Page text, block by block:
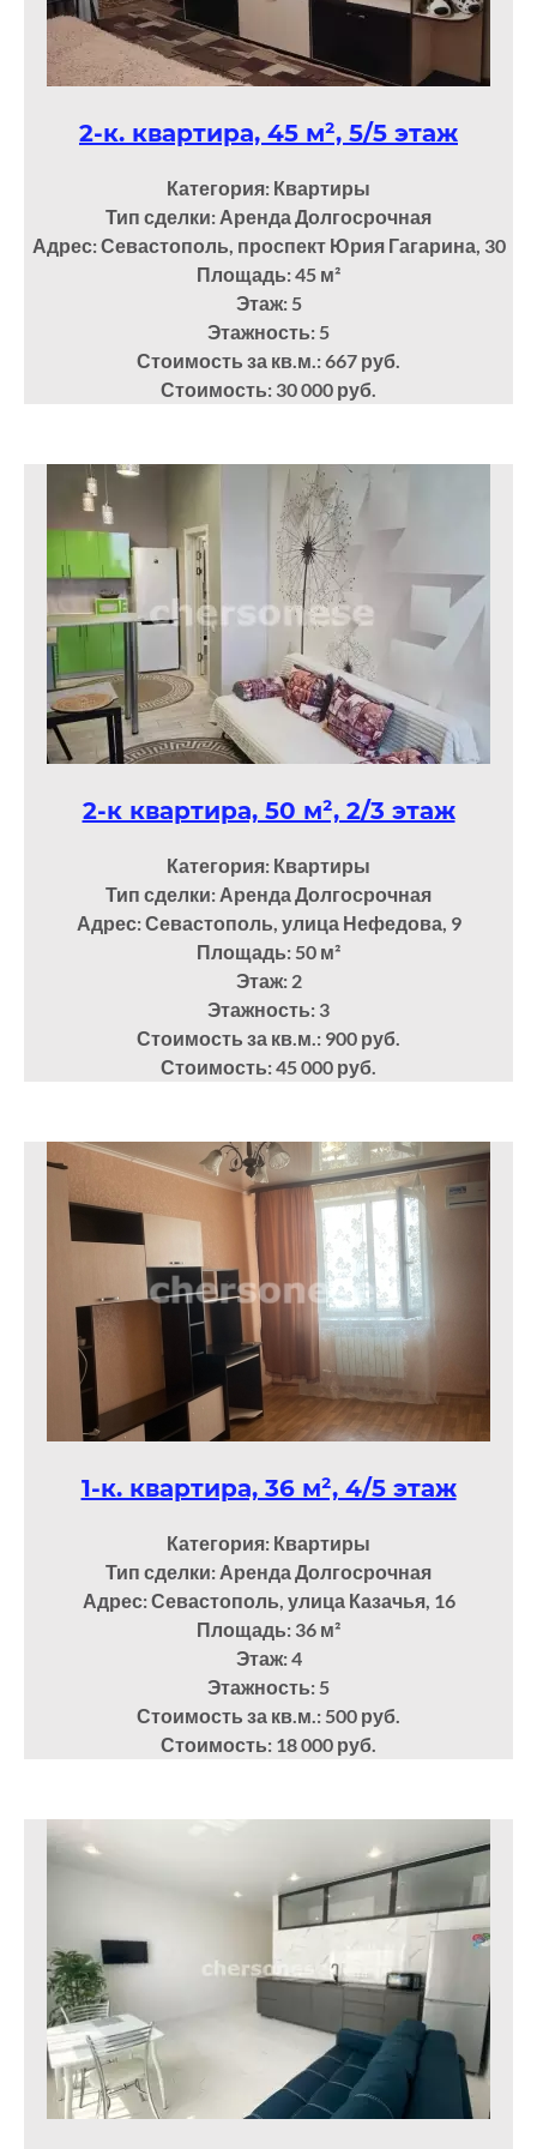
2-к. квартира, 45 м², 5/5 этаж
Категория: Квартиры
Тип сделки: Аренда Долгосрочная
Адрес: Севастополь, проспект Юрия Гагарина, 30
Площадь: 45 м²
Этаж: 5
Этажность: 5
Стоимость за кв.м.: 667 руб.
Стоимость: 30 000 руб.
2-к квартира, 50 м², 2/3 этаж
Категория: Квартиры
Тип сделки: Аренда Долгосрочная
Адрес: Севастополь, улица Нефедова, 9
Площадь: 50 м²
Этаж: 2
Этажность: 3
Стоимость за кв.м.: 900 руб.
Стоимость: 45 000 руб.
1-к. квартира, 36 м², 4/5 этаж
Категория: Квартиры
Тип сделки: Аренда Долгосрочная
Адрес: Севастополь, улица Казачья, 16
Площадь: 36 м²
Этаж: 4
Этажность: 5
Стоимость за кв.м.: 500 руб.
Стоимость: 18 000 руб.